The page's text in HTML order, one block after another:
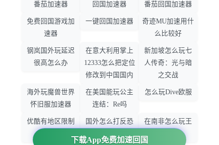
下载App免费加速回国
番茄加速器 回国加速器 番茄回国加速器
免费回国游戏加
速器
一键回国加速器
奇迹MU加速用什
么比较好
钢岚国外玩延迟
很高怎么办
在意大利用掌上
12333怎么把定位
修改到中国国内
新加坡怎么玩七
人传奇：光与暗
之交战
海外玩魔兽世界
怀旧服加速器
在美国能玩公主
连结：Re吗
怎么玩Dive欧服
优酷有地区限制
国外怎么打反恐
精英：全球攻势
在南非怎么玩王